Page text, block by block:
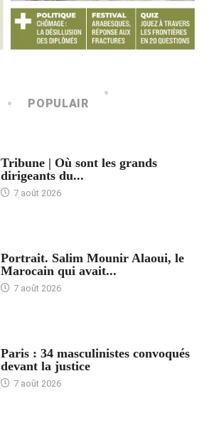
POPULAIR
Tribune | Où sont les grands
dirigeants du...
7 août 2026
Portrait. Salim Mounir Alaoui, le
Marocain qui avait...
7 août 2026
Paris : 34 masculinistes convoqués
devant la justice
7 août 2026